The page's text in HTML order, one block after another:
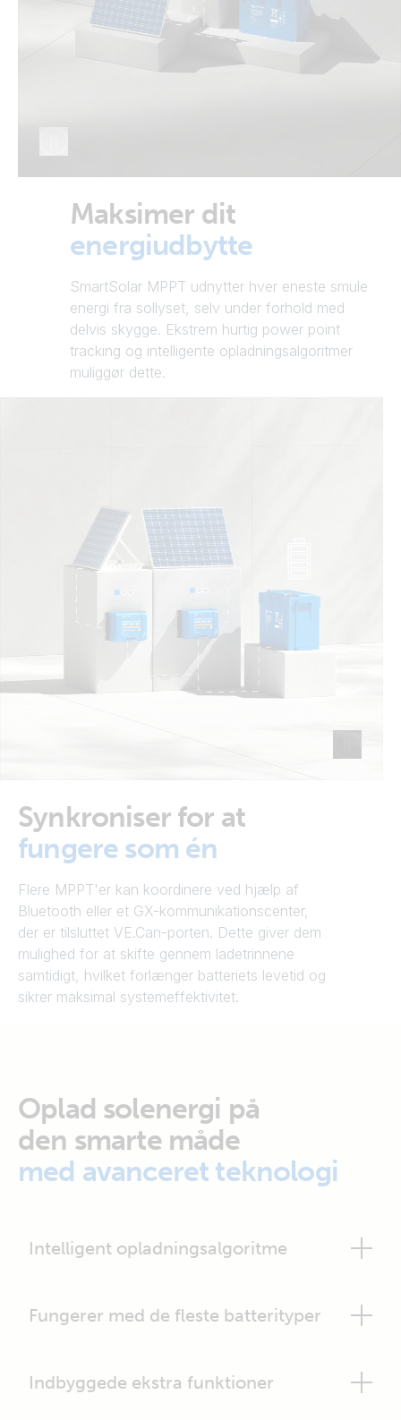
Maksimer dit
energiudbytte
SmartSolar MPPT udnytter hver eneste smule
energi fra sollyset, selv under forhold med
delvis skygge. Ekstrem hurtig power point
tracking og intelligente opladningsalgoritmer
muliggør dette.
Synkroniser for at
fungere som én
Flere MPPT'er kan koordinere ved hjælp af
Bluetooth eller et GX-kommunikationscenter,
der er tilsluttet VE.Can-porten. Dette giver dem
mulighed for at skifte gennem ladetrinnene
samtidigt, hvilket forlænger batteriets levetid og
sikrer maksimal systemeffektivitet.
Oplad solenergi på
den smarte måde
med avanceret teknologi
Intelligent opladningsalgoritme
Fungerer med de fleste batterityper
Indbyggede ekstra funktioner